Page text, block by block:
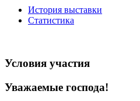
История выставки
Статистика
Условия участия
Уважаемые господа!